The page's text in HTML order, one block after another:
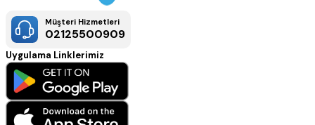
Müşteri Hizmetleri
02125500909
Uygulama Linklerimiz